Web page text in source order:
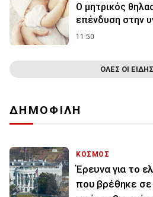
Ο μητρικός
επένδυση στην
11:50
ΟΛΕΣ ΟΙ
ΔΗΜΟΦΙΛΗ
ΚΟΣΜΟΣ
Έρευνα για το
που βρέθηκε